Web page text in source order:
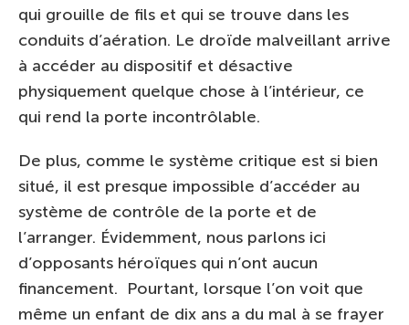
qui grouille de fils et qui se trouve dans les
conduits d’aération. Le droïde malveillant arrive
à accéder au dispositif et désactive
physiquement quelque chose à l’intérieur, ce
qui rend la porte incontrôlable.
De plus, comme le système critique est si bien
situé, il est presque impossible d’accéder au
système de contrôle de la porte et de
l’arranger. Évidemment, nous parlons ici
d’opposants héroïques qui n’ont aucun
financement. Pourtant, lorsque l’on voit que
même un enfant de dix ans a du mal à se frayer